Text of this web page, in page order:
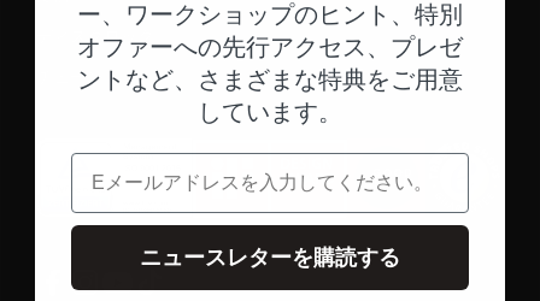
ディスクロック
チェーン
ー、ワークショップのヒント、特別
オファーへの先行アクセス、プレゼ
ントなど、さまざまな特典をご用意
しています。
電子メール
ニュースレターを購読する